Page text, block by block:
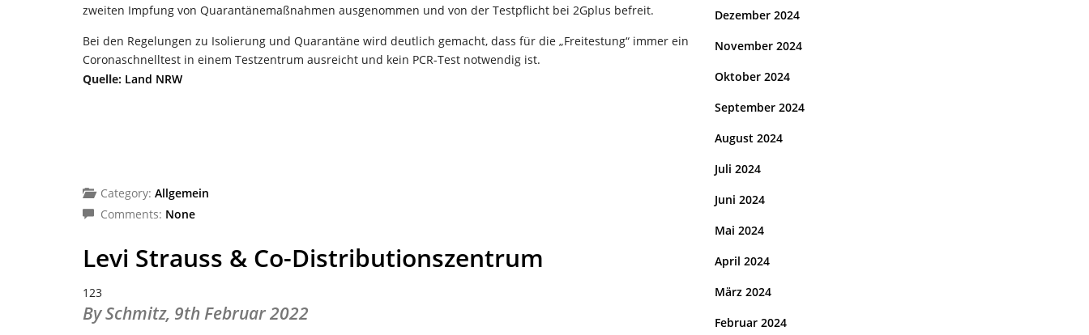
zweiten Impfung von Quarantänemaßnahmen ausgenommen und von der Testpflicht bei 2Gplus befreit.
Bei den Regelungen zu Isolierung und Quarantäne wird deutlich gemacht, dass für die „Freitestung“ immer ein
Coronaschnelltest in einem Testzentrum ausreicht und kein PCR-Test notwendig ist.
Quelle: Land NRW
Category: Allgemein
Comments: None
Levi Strauss & Co-Distributionszentrum
123
By Schmitz, 9th Februar 2022
Dezember 2024
November 2024
Oktober 2024
September 2024
August 2024
Juli 2024
Juni 2024
Mai 2024
April 2024
März 2024
Februar 2024